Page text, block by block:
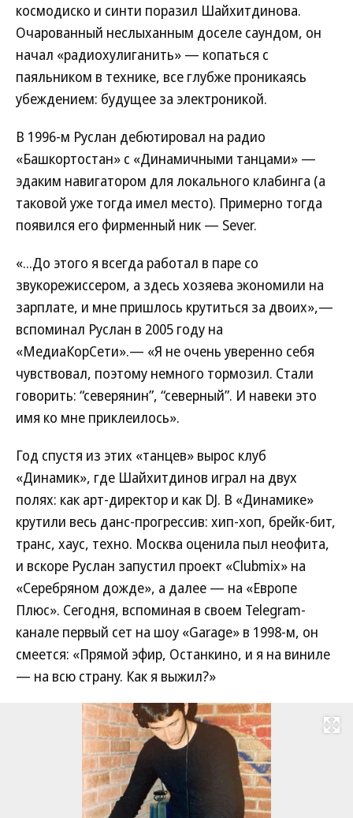
космодиско и синти поразил Шайхитдинова.
Очарованный неслыханным доселе саундом, он
начал «радиохулиганить» — копаться с
паяльником в технике, все глубже проникаясь
убеждением: будущее за электроникой.
В 1996-м Руслан дебютировал на радио
«Башкортостан» с «Динамичными танцами» —
эдаким навигатором для локального клабинга (а
таковой уже тогда имел место). Примерно тогда
появился его фирменный ник — Sever.
«...До этого я всегда работал в паре со
звукорежиссером, а здесь хозяева экономили на
зарплате, и мне пришлось крутиться за двоих»,—
вспоминал Руслан в 2005 году на
«МедиаКорСети».— «Я не очень уверенно себя
чувствовал, поэтому немного тормозил. Стали
говорить: “северянин”, “северный”. И навеки это
имя ко мне приклеилось».
Год спустя из этих «танцев» вырос клуб
«Динамик», где Шайхитдинов играл на двух
полях: как арт-директор и как DJ. В «Динамике»
крутили весь данс-прогрессив: хип-хоп, брейк-бит,
транс, хаус, техно. Москва оценила пыл неофита,
и вскоре Руслан запустил проект «Clubmix» на
«Серебряном дожде», а далее — на «Европе
Плюс». Сегодня, вспоминая в своем Telegram-
канале первый сет на шоу «Garage» в 1998-м, он
смеется: «Прямой эфир, Останкино, и я на виниле
— на всю страну. Как я выжил?»
Развернуть